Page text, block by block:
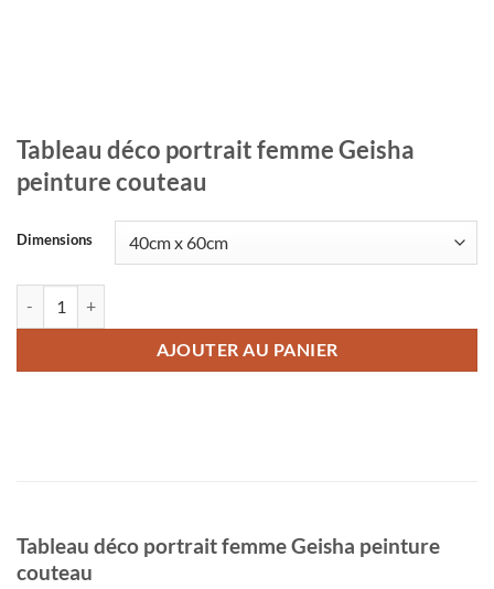
Tableau déco portrait femme Geisha
peinture couteau
Dimensions
AJOUTER AU PANIER
Tableau déco portrait femme Geisha peinture
couteau